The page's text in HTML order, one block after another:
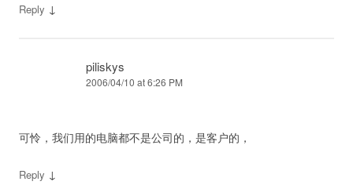
Reply ↓
piliskys
2006/04/10 at 6:26 PM
可怜，我们用的电脑都不是公司的，是客户的，
Reply ↓